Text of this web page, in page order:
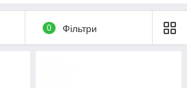
0 Фільтри